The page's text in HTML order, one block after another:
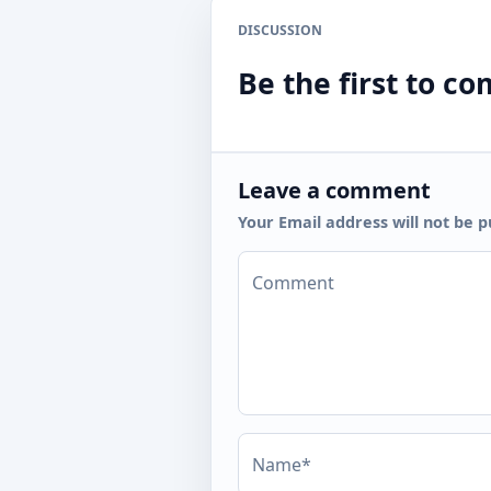
DISCUSSION
Be the first to
Leave a comment
Your Email address will not be
Comment
Name*